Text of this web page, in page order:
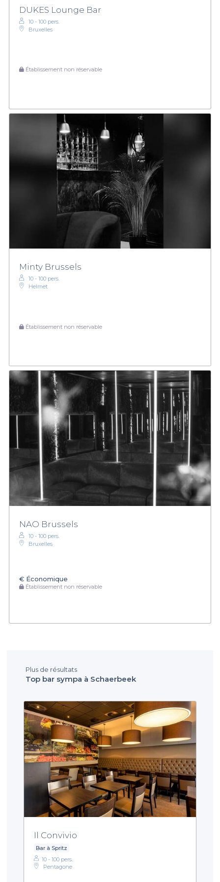
DUKES Lounge Bar
10 - 100 pers.
Bruxelles
Établissement non réservable
Minty Brussels
10 - 100 pers.
Helmet
Établissement non réservable
NAO Brussels
10 - 100 pers.
Bruxelles
€ Économique
Établissement non réservable
Plus de résultats
Top bar sympa à Schaerbeek
Il Convivio
Bar à Spritz
10 - 100 pers.
Pentagone